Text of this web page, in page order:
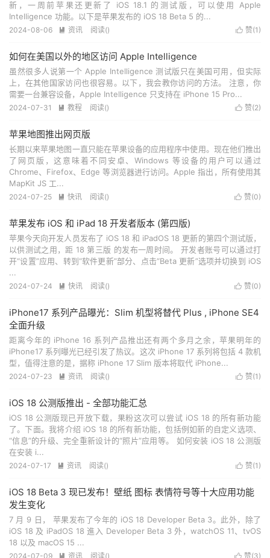
新，一周前苹果还更新了 iOS 18.1 的测试版，可以使用 Apple
Intelligence 功能。以下是苹果发布的 iOS 18 Beta 5 的...
 赞(1 )
2024-08-06  资讯 阅读()
如何在美国以外的地区访问 Apple Intelligence
虽然很多人说第一个 Apple Intelligence 测试版只在美国可用，但实际
上，在其他国家访问也很容易。以下，我会教你访问的方法。 注意，你
需要一台兼容设备，Apple Intelligence 只支持在 iPhone 15 Pro...
 赞(2)
2024-07-31  教程 阅读()
苹果地图推出网页版
长期以来苹果地图一直只能在苹果设备的应用程序中使用。现在他们推出
了网页版，这意味着不同安卓、Windows 等设备的用户可以通过
Chrome、Firefox、Edge 等浏览器进行访问。Apple 指出，所有使用其
MapKit JS 工...
 赞(0)
2024-07-25  快讯 阅读()
苹果发布 iOS 和 iPad 18 开发者版本 (第四版)
苹果今天向开发人员发布了 iOS 18 和 iPadOS 18 更新的第四个测试版，
以供测试之用，距 18 第三版 的发布一周时间。 开发者账号可以通过打
开“设置”应用、转到“软件更新”部分、点击“Beta 更新”选项并切换到 ‌‌iOS
...
 赞(0)
2024-07-24  快讯 阅读()
iPhone17 系列产品曝光：Slim 机型将替代 Plus , iPhone SE4
全面升级
距离今年的 iPhone 16 系列产品推出还有两个多月之余，苹果明年的
iPhone17 系列曝光已经引发了热议。这次 iPhone 17 系列将包括 4 款机
型，值得注意的是，据称 iPhone 17 Slim 版本将取代 iPhone...
 赞(1 )
2024-07-23  资讯 阅读()
iOS 18 公测版推出 - 全部功能汇总
iOS 18 公测版现已开放下载，果粉这次可以尝试 iOS 18 的所有新功能
了。下面。我将介绍 iOS 18 的所有新功能，包括例如新的自定义选项、
“信息”的升级、完全重新设计的“照片”应用等。 如何安装 iOS 18 公测版
在安装 i...
 赞(1 )
2024-07-17  资讯 阅读()
iOS 18 Beta 3 现已发布！壁纸 图标 表情符号等十大应用功能
发生变化
7 月 9 日， 苹果发布了今年的 iOS 18 Developer Beta 3。此外，除了
iOS 18 及 iPadOS 18 進入 Developer Beta 3 外，watchOS 11、tvOS
18 以及 macOS 15 ...
 赞(3)
2024-07-09  资讯 阅读()